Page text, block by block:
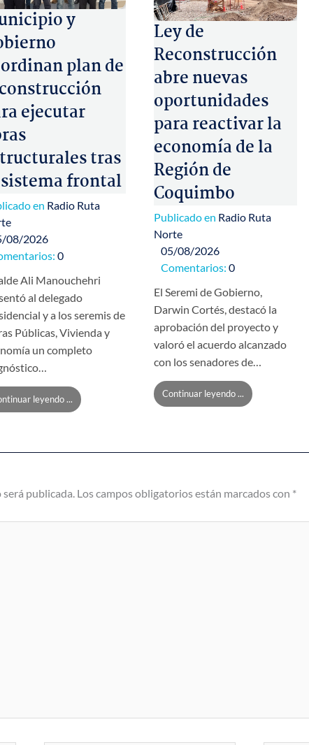
y
plan de
ejecutar
tras
frontal
en Radio Ruta
08/2026
0
Ali Manouchehri
al delegado
y a los seremis de
Públicas, Vivienda y
un completo
leyendo ...
Ley de
Reconstrucción
abre nuevas
oportunidades
para reactivar la
economía de la
Región de
Coquimbo
Publicado en Radio Ruta
Norte
05/08/2026
Comentarios: 0
El Seremi de Gobierno,
Darwin Cortés, destacó la
aprobación del proyecto y
valoró el acuerdo alcanzado
con los senadores de…
Continuar leyendo ...
publicada. Los campos obligatorios están marcados con *